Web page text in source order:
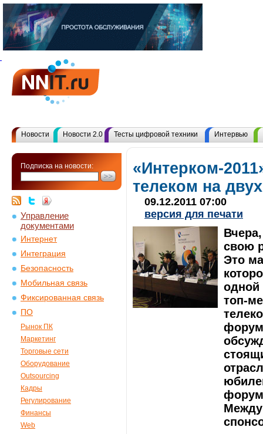
Новости Новости 2.0 Тесты цифровой техники Интервью
Подписка на новости:
Управление
документами
Интернет
Интеграция
Безопасность
Мобильная связь
Фиксированная связь
ПО
Рынок ПК
Маркетинг
Торговые сети
Оборудование
Outsourcing
Кадры
Регулирование
Финансы
Web
«Интерком-
телеком на
09.12.2011 07:00
версия для печати
свою
Это
одной
топ-